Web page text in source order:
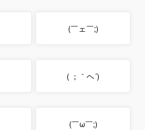
(￣ェ￣;)
( ；｀ヘ´)
(￣ω￣;)